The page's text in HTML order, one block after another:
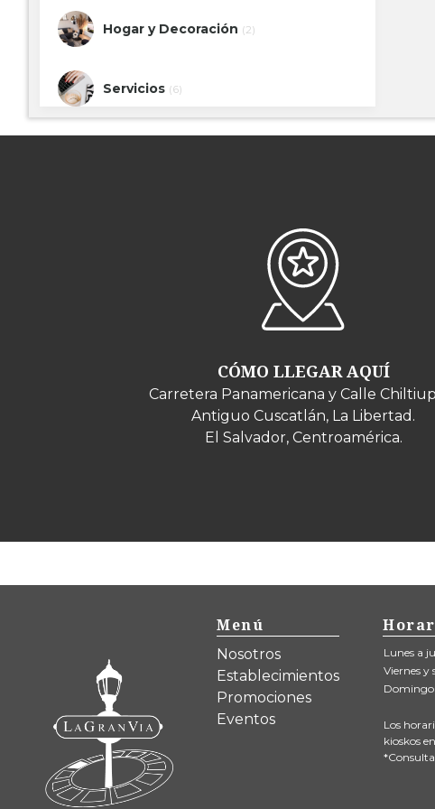
Hogar y Decoración (2)
Servicios (6)
Kioscos Área de Tiendas (11)
Tiendas por Departamento
Blanché
B Boston
CÓMO LLEGAR AQUÍ
Carretera Panamericana y Calle
Antiguo Cuscatlán, La Libertad.
El Salvador, Centroamérica.
Menú
Nosotros
Establecimientos
Promociones
Eventos
Lunes a
Viernes y
Domingo
Los
kioskos